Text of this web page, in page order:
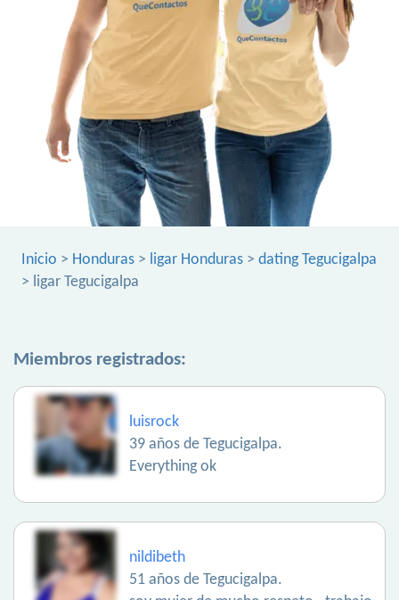
Inicio > Honduras > ligar Honduras > dating Tegucigalpa
> ligar Tegucigalpa
Miembros registrados:
luisrock
39 años de Tegucigalpa.
Everything ok
nildibeth
51 años de Tegucigalpa.